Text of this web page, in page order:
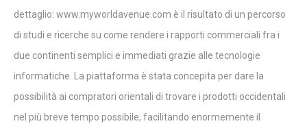
dettaglio: www.myworldavenue.com è il risultato di un percorso
di studi e ricerche su come rendere i rapporti commerciali fra i
due continenti semplici e immediati grazie alle tecnologie
informatiche. La piattaforma è stata concepita per dare la
possibilità ai compratori orientali di trovare i prodotti occidentali
nel più breve tempo possibile, facilitando enormemente il